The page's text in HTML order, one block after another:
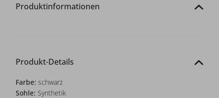
Produktinformationen
Produkt-Details
Farbe:schwarz
Sohle: Synthetik